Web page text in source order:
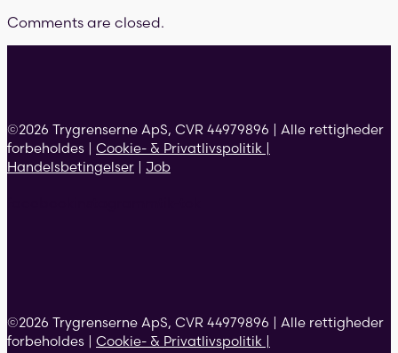
Comments are closed.
©2026 Trygrenserne ApS, CVR 44979896 | Alle rettigheder
forbeholdes | Cookie- & Privatlivspolitik |
Handelsbetingelser | Job
©2026 Trygrenserne ApS, CVR 44979896 | Alle rettigheder
forbeholdes | Cookie- & Privatlivspolitik |